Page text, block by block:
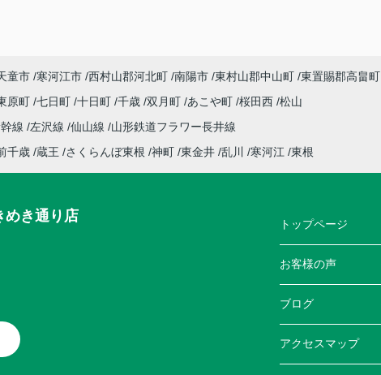
童市 寒河江市 西村山郡河北町 南陽市 東村山郡中山町 東置賜郡高畠町
原町 七日町 十日町 千歳 双月町 あこや町 桜田西 松山
線 左沢線 仙山線
山形鉄道フラワー長井線
千歳 蔵王 さくらんぼ東根 神町 東金井 乱川 寒河江 東根
めき通り店 トップページ
お客様の声
ブログ
アクセスマップ